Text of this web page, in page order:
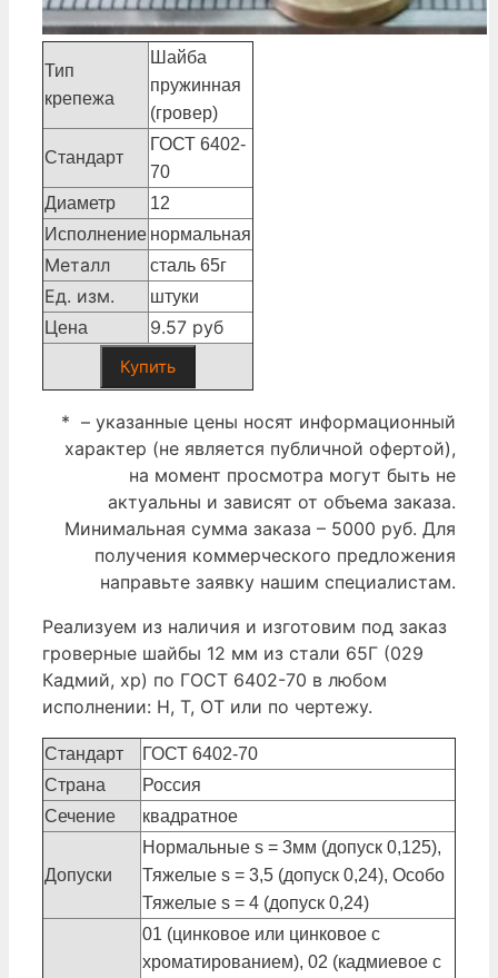
Тип
крепежа
Шайба
пружинная
(гровер)
Стандарт
ГОСТ 6402-
70
Диаметр
12
Исполнение нормальная
Металл сталь 65г
Ед. изм.
штуки
Цена
9.57 руб
Купить
* – указанные цены носят информационный
характер (не является публичной офертой),
на момент просмотра могут быть не
актуальны и зависят от объема заказа.
Минимальная сумма заказа – 5000 руб. Для
получения коммерческого предложения
направьте заявку нашим специалистам.
Реализуем из наличия и изготовим под заказ
гроверные шайбы 12 мм из стали 65Г (029
Кадмий, хр) по ГОСТ 6402-70 в любом
исполнении: Н, Т, ОТ или по чертежу.
Стандарт
ГОСТ 6402-70
Страна
Россия
Сечение
квадратное
Допуски
Нормальные s = 3мм (допуск 0,125),
Тяжелые s = 3,5 (допуск 0,24), Особо
Тяжелые s = 4 (допуск 0,24)
01 (цинковое или цинковое с
хроматированием), 02 (кадмиевое с